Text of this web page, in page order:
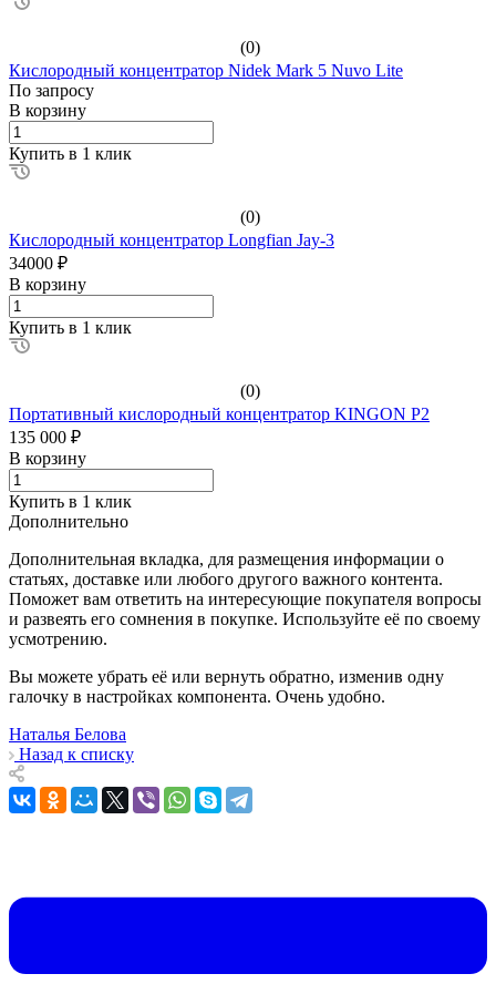
(0)
Кислородный концентратор Nidek Mark 5 Nuvo Lite
По запросу
В корзину
Купить в 1 клик
(0)
Кислородный концентратор Longfian Jay-3
34000 ₽
В корзину
Купить в 1 клик
(0)
Портативный кислородный концентратор KINGON P2
135 000 ₽
В корзину
Купить в 1 клик
Дополнительно
Дополнительная вкладка, для размещения информации о
статьях, доставке или любого другого важного контента.
Поможет вам ответить на интересующие покупателя вопросы
и развеять его сомнения в покупке. Используйте её по своему
усмотрению.
Вы можете убрать её или вернуть обратно, изменив одну
галочку в настройках компонента. Очень удобно.
Наталья Белова
Назад к списку